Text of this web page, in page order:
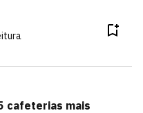
cafeterias mais